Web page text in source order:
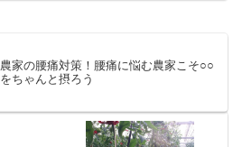
農家の腰痛対策！腰痛に悩む農家こそ○○
をちゃんと摂ろう